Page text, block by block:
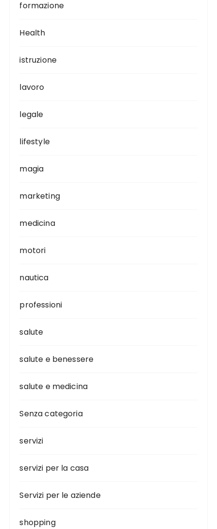
formazione
Health
istruzione
lavoro
legale
lifestyle
magia
marketing
medicina
motori
nautica
professioni
salute
salute e benessere
salute e medicina
Senza categoria
servizi
servizi per la casa
Servizi per le aziende
shopping